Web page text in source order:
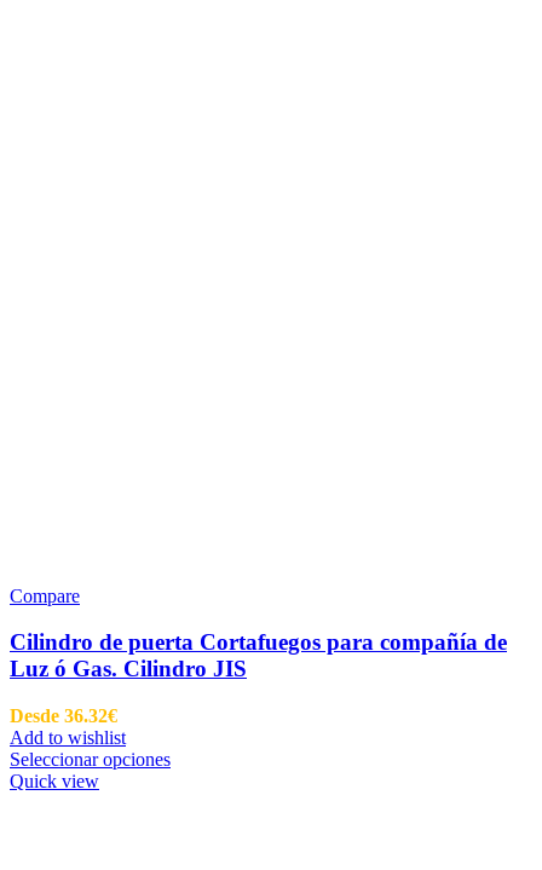
Compare
Cilindro de puerta Cortafuegos para compañía de
Luz ó Gas. Cilindro JIS
Desde 36.32€
Add to wishlist
Seleccionar opciones
Quick view